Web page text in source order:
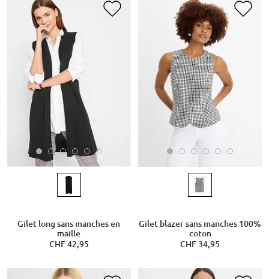
Gilet long sans manches en
maille
CHF 42,95
Gilet blazer sans manches 100%
coton
CHF 34,95